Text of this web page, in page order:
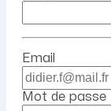
Email
Mot de passe